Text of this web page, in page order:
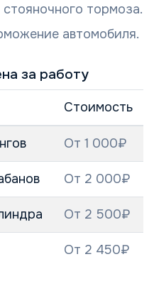
тормоза.
автомобиля.
за работу
Стоимость
От 1 000₽
От 2 000₽
От 2 500₽
От 2 450₽